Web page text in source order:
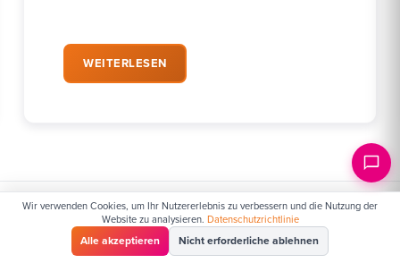
WEITERLESEN
Wir verwenden Cookies, um Ihr Nutzererlebnis zu verbessern und die Nutzung der
Website zu analysieren. Datenschutzrichtlinie
Alle akzeptieren Nicht erforderliche ablehnen